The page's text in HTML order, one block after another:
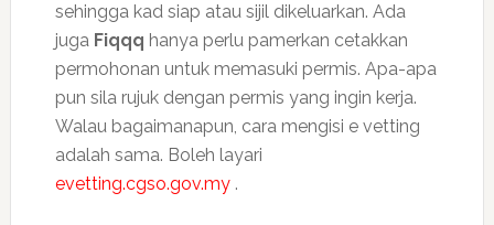
sehingga kad siap atau sijil dikeluarkan. Ada
juga Fiqqq hanya perlu pamerkan cetakkan
permohonan untuk memasuki permis. Apa-apa
pun sila rujuk dengan permis yang ingin kerja.
Walau bagaimanapun, cara mengisi e vetting
adalah sama. Boleh layari
evetting.cgso.gov.my.